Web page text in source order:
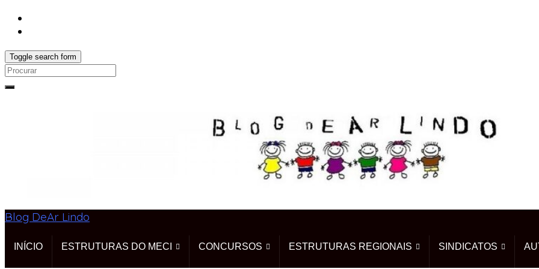
Toggle search form
Search
Blog DeAr Lindo
INÍCIO ESTRUTURAS DO MECI CONCURSOS ESTRUTURAS REGIONAIS SINDICATOS